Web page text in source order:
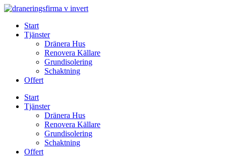
Skip
contentStart
Tjänster
Dränera Hus
Renovera Källare
Grundisolering
Schaktning
Offert
Start
Tjänster
Dränera Hus
Renovera Källare
Grundisolering
Schaktning
Offert